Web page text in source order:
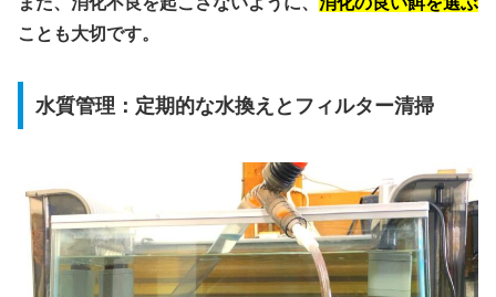
ことも大切です。
水質管理：定期的な水換えとフィルター清掃